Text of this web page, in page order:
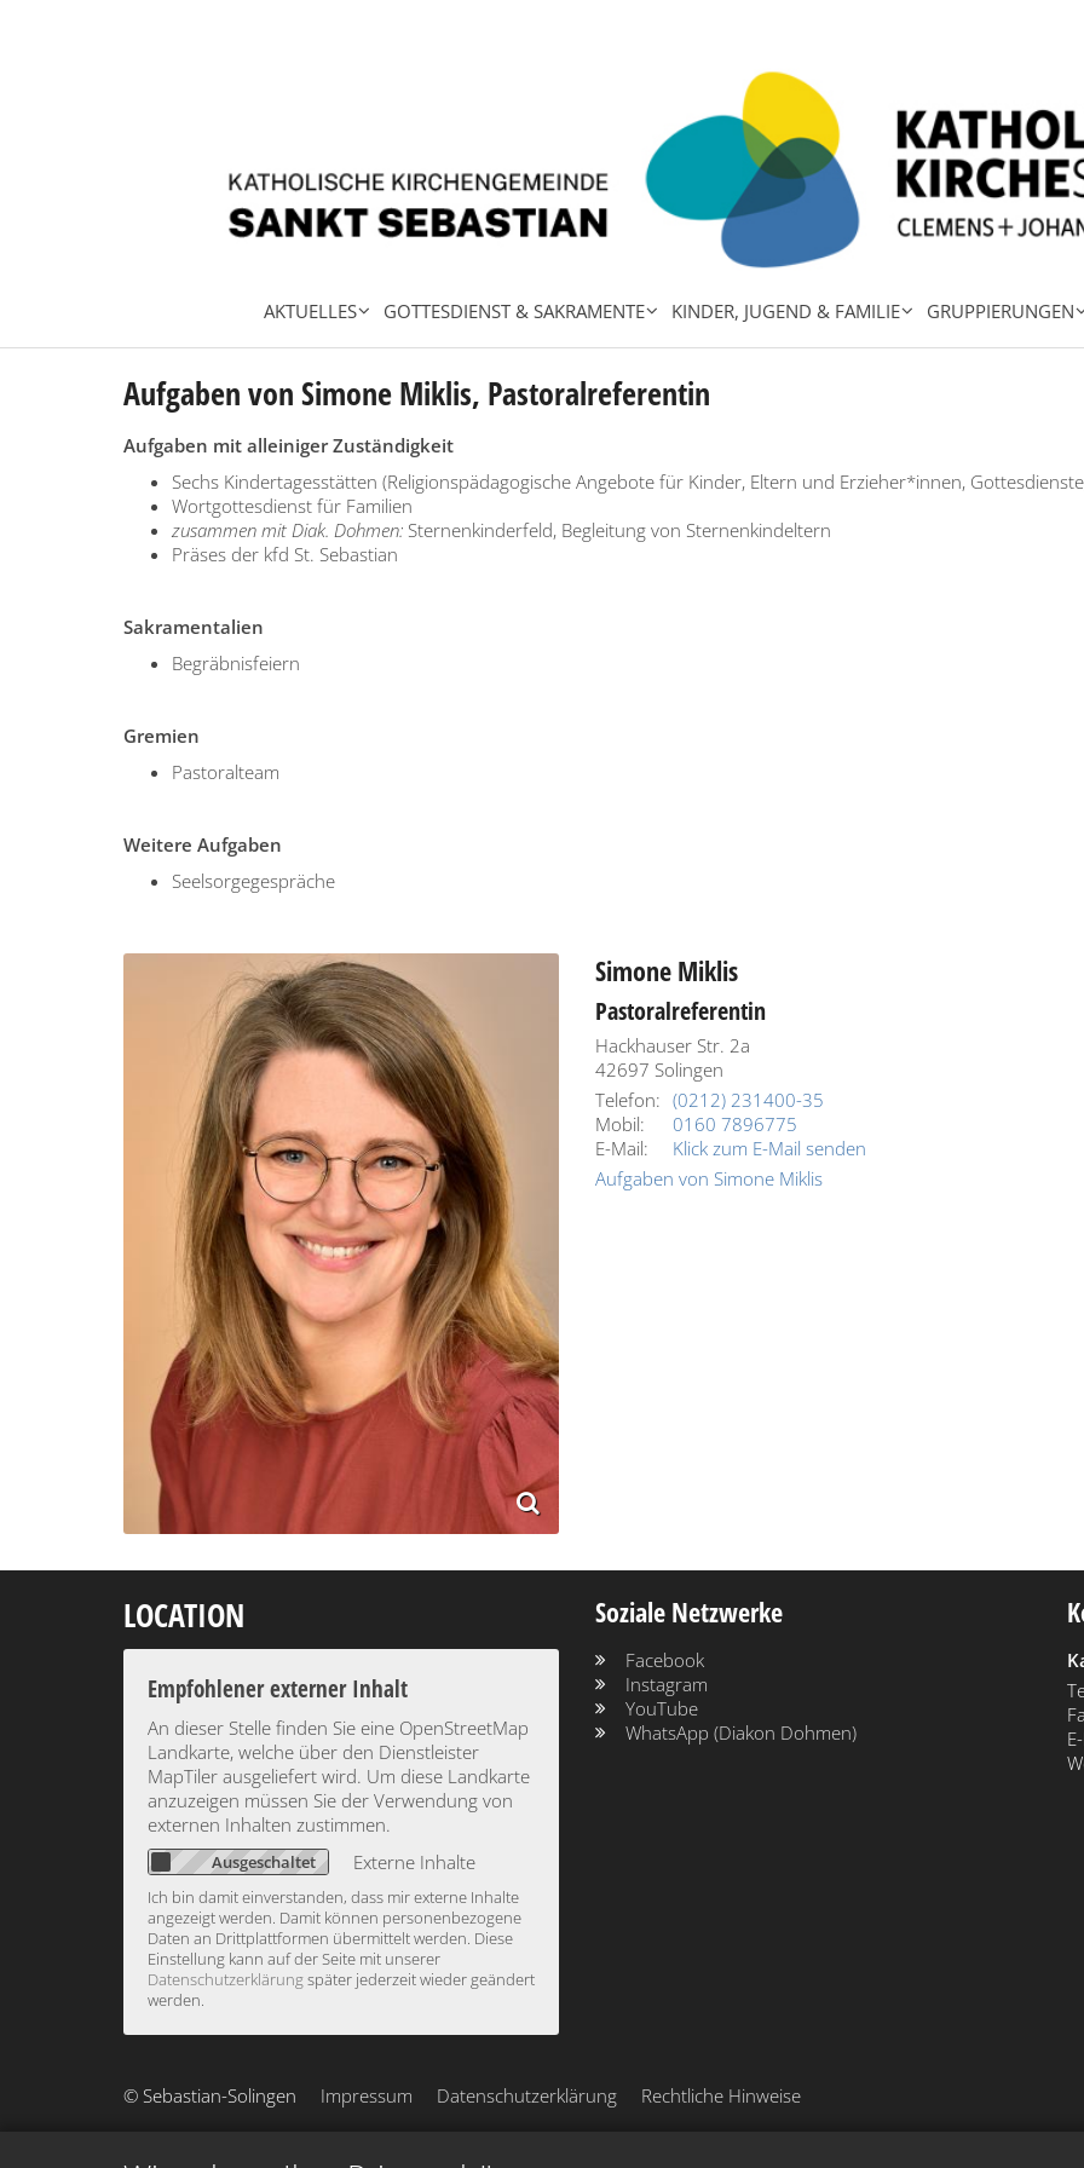
AKTUELLES GOTTESDIENST & SAKRAMENTE KINDER, JUGEND & FAMILIE GRUPPIERUNGEN
Aufgaben von Simone Miklis, Pastoralreferentin
Aufgaben mit alleiniger Zuständigkeit
Sechs Kindertagesstätten (Religionspädagogische Angebote für Kinder, Eltern und Erzieher*innen,
Wortgottesdienst für Familien
zusammen mit Diak. Dohmen: Sternenkinderfeld, Begleitung von Sternenkindeltern
Präses der kfd St. Sebastian
Sakramentalien
Begräbnisfeiern
Gremien
Pastoralteam
Weitere Aufgaben
Seelsorgegespräche
Simone Miklis
Pastoralreferentin
Hackhauser Str. 2a
42697 Solingen
Telefon: (0212) 231400-35
Mobil:
0160 7896775
E-Mail:
Klick zum E-Mail senden
Aufgaben von Simone Miklis
LOCATION
Empfohlener externer Inhalt
An dieser Stelle finden Sie eine OpenStreetMap
Landkarte, welche über den Dienstleister
MapTiler ausgeliefert wird. Um diese Landkarte
anzuzeigen müssen Sie der Verwendung von
externen Inhalten zustimmen.
Externe Inhalte
Ich bin damit einverstanden, dass mir externe Inhalte
angezeigt werden. Damit können personenbezogene
Daten an Drittplattformen übermittelt werden. Diese
Einstellung kann auf der Seite mit unserer
Datenschutzerklärungspäter jederzeit wieder geändert
werden.
Soziale Netzwerke
Facebook
Instagram
YouTube
WhatsApp (Diakon Dohmen)
© Sebastian-Solingen Impressum Datenschutzerklärung Rechtliche Hinweise